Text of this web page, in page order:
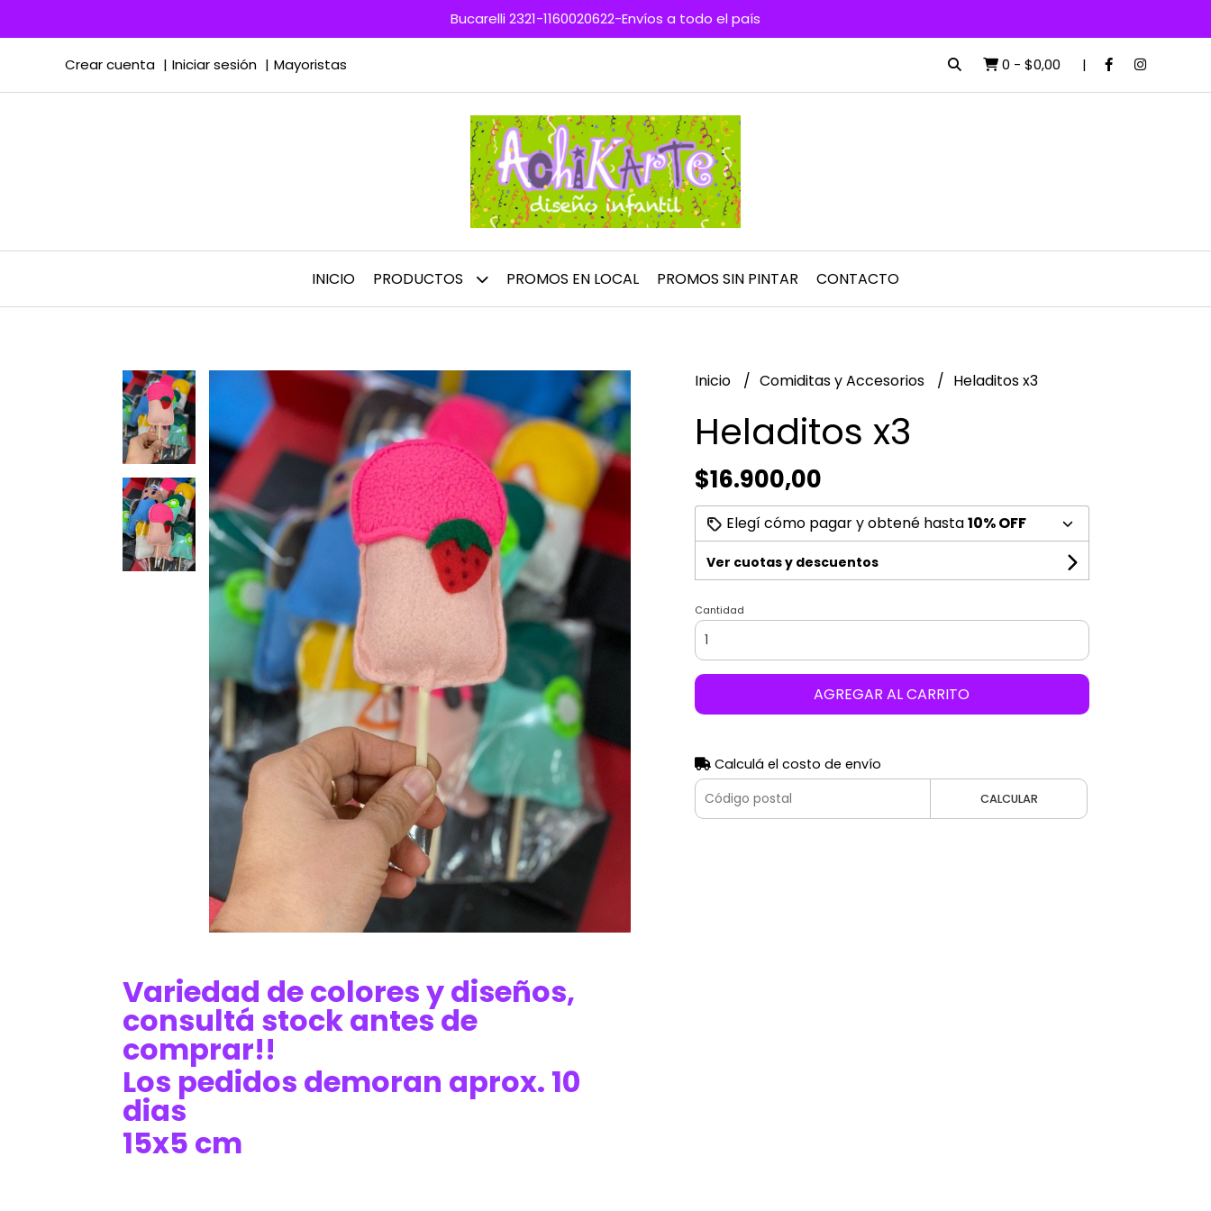
Bucarelli 2321-1160020622-Envíos a todo el país
Crear cuenta Iniciar sesión Mayoristas 0 - $0,00
INICIO PRODUCTOS PROMOS EN LOCAL PROMOS SIN PINTAR CONTACTO
Variedad de colores y diseños,
consultá stock antes de
comprar!!
Los pedidos demoran aprox. 10
dias
15x5 cm
Inicio Comiditas y Accesorios Heladitos x3
Heladitos x3
$16.900,00
Elegí cómo pagar y obtené hasta10% OFF
Ver cuotas y descuentos
Cantidad
AGREGAR AL CARRITO
Calculá el costo de envío
CALCULAR